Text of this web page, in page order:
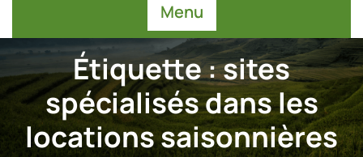
Menu
Étiquette :sites
spécialisés dans les
locations saisonnières